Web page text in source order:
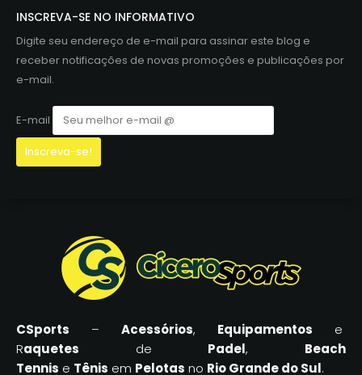
INSCREVA-SE NO INFORMATIVO
Digite seu endereço de e-mail para assinar este blog e
receber notificações de novas promoções e publicações por
e-mail.
E-mail
CSports – Acessórios, Equipamentos e
Raquetes de Padel, Beach
Tennis e Tênis em Pelotas no Rio Grande do Sul.